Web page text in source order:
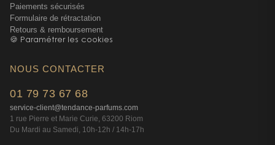
Paiements sécurisés
Formulaire de rétractation
Retours & remboursement
🍪 Paramétrer les cookies
NOUS CONTACTER
01 79 73 67 68
service-client@tendance-parfums.com
1 rue Pierre et Marie Curie, 63200 Riom
Du Mardi au Samedi, 10h-12h / 14h-17h